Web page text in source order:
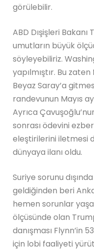
görülebilir.
ABD Dışişleri
umutların büyük
söyleyebiliriz.
yapılmıştır. Bu zaten
Beyaz Saray’a
randevunun Mayıs
Ayrıca
sonrası ödevini
eleştirilerini iletmesi
dünyaya ilanı oldu.
Suriye sorunu
geldiğinden beri
hemen sorunlar
ölçüsünde olan
danışması Flynn’in
için lobi faaliyeti